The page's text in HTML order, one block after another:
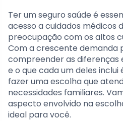
Ter um seguro saúde é
acesso a cuidados médicos
preocupação com os altos
Com a crescente demanda
compreender as diferenças
e o que cada um deles
fazer uma escolha que
necessidades familiares.
aspecto envolvido na
ideal para você.